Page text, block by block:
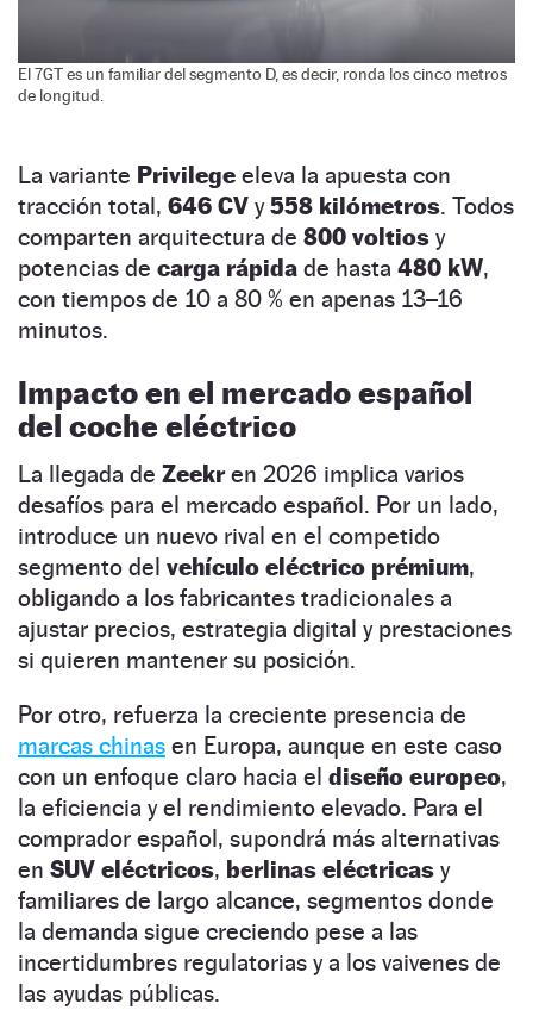
El 7GT es un familiar del segmento D, es decir, ronda los cinco metros
de longitud.
La variante Privilege eleva la apuesta con
tracción total, 646 CV y558 kilómetros. Todos
comparten arquitectura de 800 voltios y
potencias de carga rápida de hasta 480 kW,
con tiempos de 10 a 80 % en apenas 13–16
minutos.
Impacto en el mercado español
del coche eléctrico
La llegada de Zeekren 2026 implica varios
desafíos para el mercado español. Por un lado,
introduce un nuevo rival en el competido
segmento del vehículo eléctrico prémium,
obligando a los fabricantes tradicionales a
ajustar precios, estrategia digital y prestaciones
si quieren mantener su posición.
Por otro, refuerza la creciente presencia de
marcas chinas en Europa, aunque en este caso
con un enfoque claro hacia el diseño europeo,
la eficiencia y el rendimiento elevado. Para el
comprador español, supondrá más alternativas
en SUV eléctricos, berlinas eléctricas y
familiares de largo alcance, segmentos donde
la demanda sigue creciendo pese a las
incertidumbres regulatorias y a los vaivenes de
las ayudas públicas.